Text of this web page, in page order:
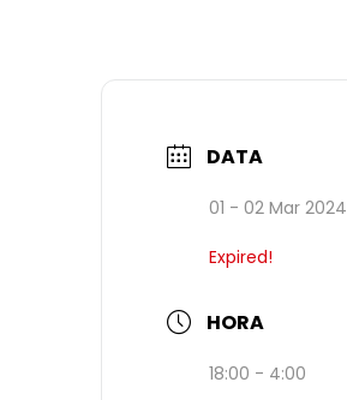
DATA
01 - 02 Mar 2024
Expired!
HORA
18:00 - 4:00